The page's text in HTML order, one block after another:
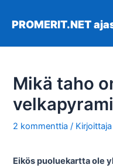
sisältöön
PROMERIT.NET
Mikä taho
2 kommenttia / Kirjoittaja
Eikös puoluekartta ole